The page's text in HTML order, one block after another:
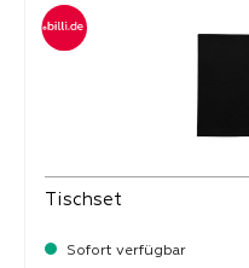
Tischset
Sofort verfügbar